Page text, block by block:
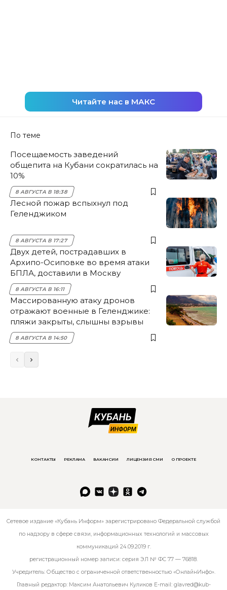
Читайте нас в МАКС
По теме
Посещаемость заведений
общепита на Кубани сократилась на
10%
8 АВГУСТА В 18:38
Лесной пожар вспыхнул под
Геленджиком
8 АВГУСТА В 17:27
Двух детей, пострадавших в
Архипо-Осиповке во время атаки
БПЛА, доставили в Москву
8 АВГУСТА В 16:11
Массированную атаку дронов
отражают военные в Геленджике:
пляжи закрыты, слышны взрывы
8 АВГУСТА В 14:50
КОНТАКТЫ РЕКЛАМА ВАКАНСИИ ЛИЦЕНЗИЯ СМИ О ПРОЕКТЕ
Сетевое издание «Кубань Информ» зарегистрировано Федеральной службой
по надзору в сфере связи, информационных технологий и массовых
коммуникаций 24.09.2019 г.
регистрационный номер записи: серия ЭЛ № ФС 77 — 76818.
Учредитель: Общество с ограниченной ответственностью «ОнлайнИнфо».
Главный редактор: Максим Анатольевич Куликов E-mail: glavred@kub-